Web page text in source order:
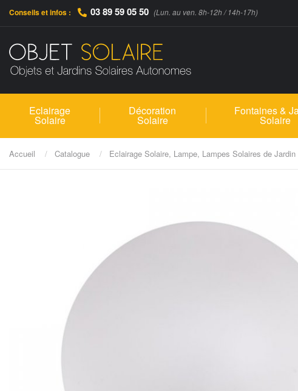
Conseils et infos : 03 89 59 05 50 (Lun. au ven. 8h-12h / 14h-17h)
Eclairage
Solaire
Décoration
Solaire
Fontaines &
Solaire
Accueil Catalogue Eclairage Solaire, Lampe, Lampes Solaires de Jardin